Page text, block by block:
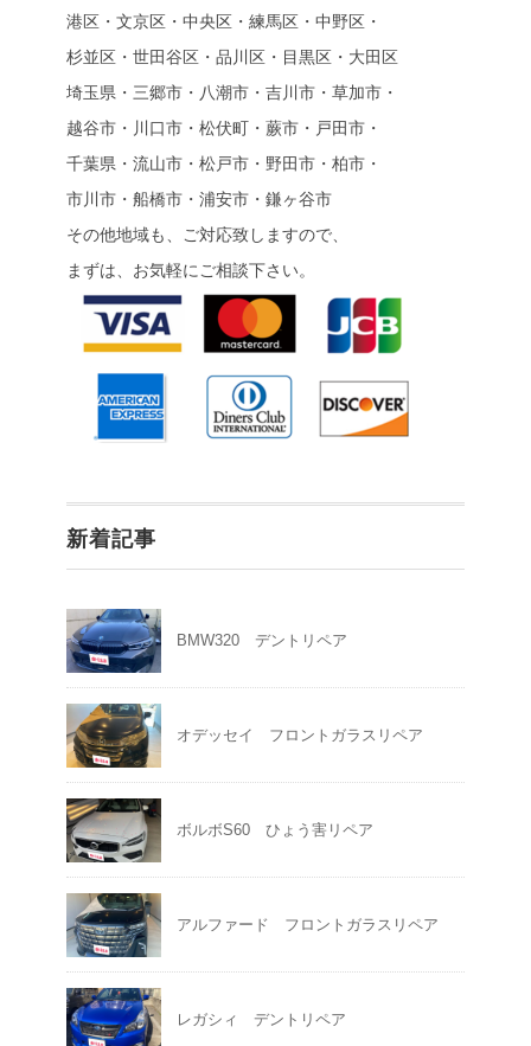
港区・文京区・中央区・練馬区・中野区・
杉並区・世田谷区・品川区・目黒区・大田区
埼玉県・三郷市・八潮市・吉川市・草加市・
越谷市・川口市・松伏町・蕨市・戸田市・
千葉県・流山市・松戸市・野田市・柏市・
市川市・船橋市・浦安市・鎌ヶ谷市
その他地域も、ご対応致しますので、
まずは、お気軽にご相談下さい。
新着記事
BMW320 デントリペア
オデッセイ フロントガラスリペア
ボルボS60 ひょう害リペア
アルファード フロントガラスリペア
レガシィ デントリペア